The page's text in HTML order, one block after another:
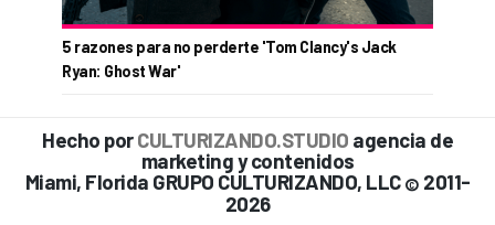
5 razones para no perderte 'Tom Clancy's Jack
Ryan: Ghost War'
Hecho porCULTURIZANDO.STUDIO agencia de
marketing y contenidos
Miami, Florida GRUPO CULTURIZANDO, LLC © 2011-
2026